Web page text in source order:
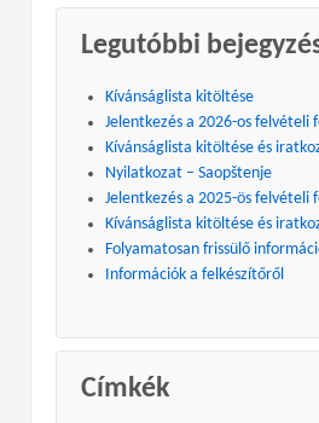
Legutóbbi
Kívánságlista kitöltése
Jelentkezés a 2026-os felvételi
Kívánságlista kitöltése és
Nyilatkozat – Saopštenje
Jelentkezés a 2025-ös felvételi
Kívánságlista kitöltése és
Folyamatosan frissülő
Információk a felkészítőről
Címkék